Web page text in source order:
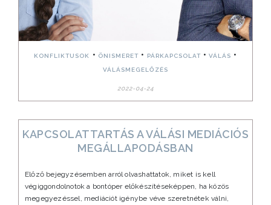
KONFLIKTUSOK • ÖNISMERET• PÁRKAPCSOLAT•VÁLÁS •
VÁLÁSMEGELŐZÉS
2022-04-24
KAPCSOLATTARTÁS A VÁLÁSI MEDIÁCIÓS
MEGÁLLAPODÁSBAN
Előző bejegyzésemben arról olvashattatok, miket is kell
végiggondolnotok a bontóper előkészítéseképpen, ha közös
megegyezéssel, mediációt igénybe véve szeretnétek válni,